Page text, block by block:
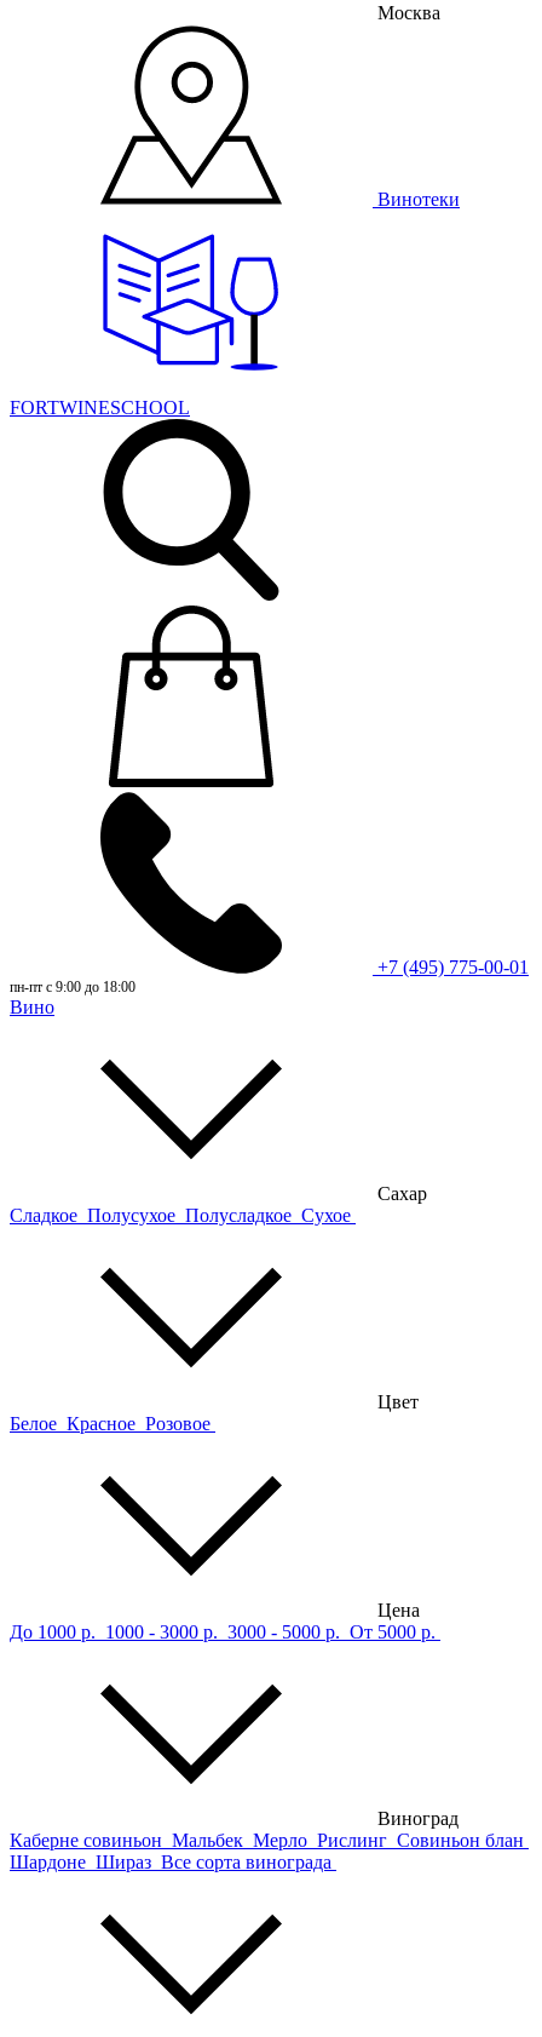
Москва
Винотеки
FORTWINESCHOOL
+7 (495) 775-00-01
пн-пт с 9:00 до 18:00
Вино
Сахар
Сладкое Полусухое Полусладкое Сухое
Цвет
Белое Красное Розовое
Цена
До 1000 р. 1000 - 3000 р. 3000 - 5000 р. От 5000 р.
Виноград
Каберне совиньон Мальбек Мерло Рислинг Совиньон блан
Шардоне Шираз Все сорта винограда